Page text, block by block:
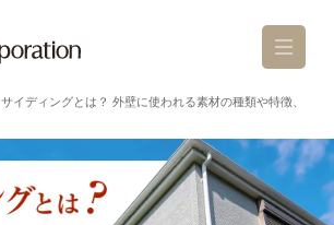
カタログ請求
サイディングとは？ 外壁に使われる素材の種類や特徴、